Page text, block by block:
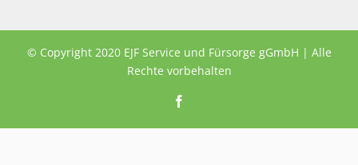
© Copyright 2020 EJF Service und Fürsorge gGmbH | Alle
Rechte vorbehalten